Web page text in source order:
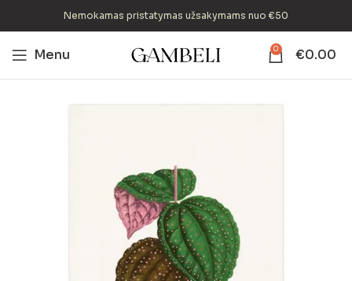
Nemokamas pristatymas užsakymams nuo €50
Menu 0 €0.00